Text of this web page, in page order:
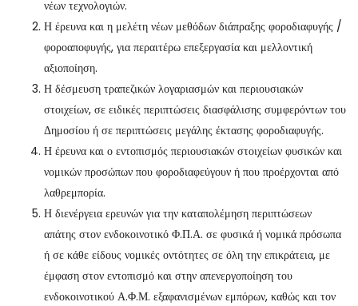
νέων τεχνολογιών.
Η έρευνα και η μελέτη νέων μεθόδων διάπραξης φοροδιαφυγής /
φοροαποφυγής, για περαιτέρω επεξεργασία και μελλοντική
αξιοποίηση.
Η δέσμευση τραπεζικών λογαριασμών και περιουσιακών
στοιχείων, σε ειδικές περιπτώσεις διασφάλισης συμφερόντων του
Δημοσίου ή σε περιπτώσεις μεγάλης έκτασης φοροδιαφυγής.
Η έρευνα και ο εντοπισμός περιουσιακών στοιχείων φυσικών και
νομικών προσώπων που φοροδιαφεύγουν ή που προέρχονται από
λαθρεμπορία.
Η διενέργεια ερευνών για την καταπολέμηση περιπτώσεων
απάτης στον ενδοκοινοτικό Φ.Π.Α. σε φυσικά ή νομικά πρόσωπα
ή σε κάθε είδους νομικές οντότητες σε όλη την επικράτεια, με
έμφαση στον εντοπισμό και στην απενεργοποίηση του
ενδοκοινοτικού Α.Φ.Μ. εξαφανισμένων εμπόρων, καθώς και τον